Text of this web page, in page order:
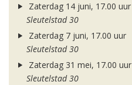
Zaterdag 14 juni, 17.00 uur
Sleutelstad 30
Zaterdag 7 juni, 17.00 uur
Sleutelstad 30
Zaterdag 31 mei, 17.00 uur
Sleutelstad 30